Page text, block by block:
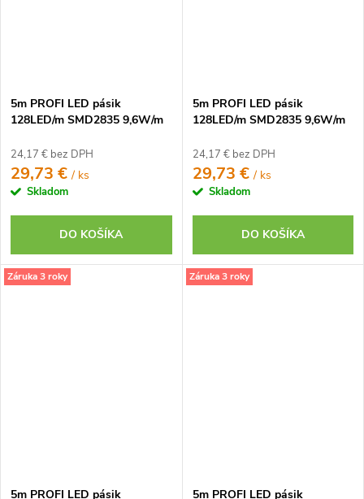
5m PROFI LED pásik
128LED/m SMD2835 9,6W/m
vysokosvietivý
24,17 € bez DPH
29,73 €/ ks
Skladom
DO KOŠÍKA
5m PROFI LED pásik
128LED/m SMD2835 9,6W/m
vysokosvietivý
24,17 € bez DPH
29,73 €/ ks
Skladom
DO KOŠÍKA
Záruka 3 roky
5m PROFI LED pásik
Záruka 3 roky
5m PROFI LED pásik